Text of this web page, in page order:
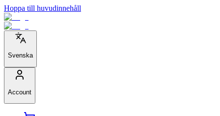
Hoppa till huvudinnehåll
Svenska
Account